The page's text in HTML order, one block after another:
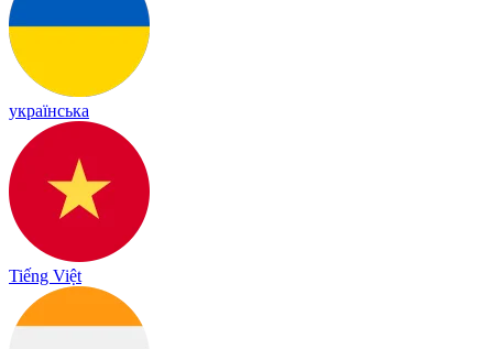
українська
Tiếng Việt